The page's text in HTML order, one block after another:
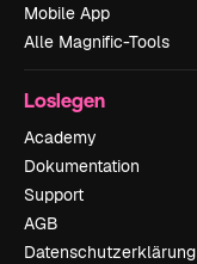
Mobile App
Alle Magnific-Tools
Loslegen
Academy
Dokumentation
Support
AGB
Datenschutzerklärung